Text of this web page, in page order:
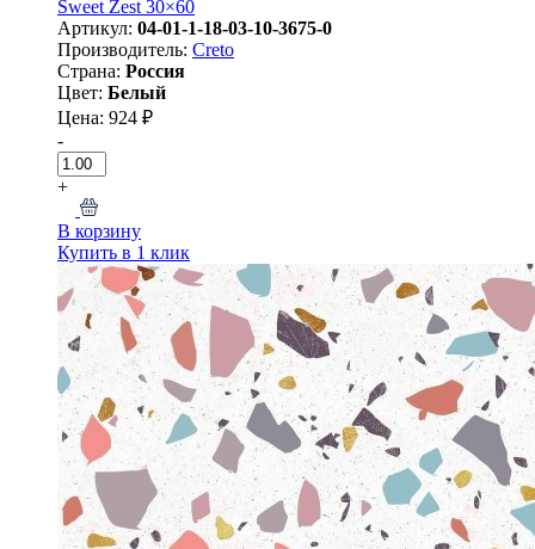
Sweet Zest 30×60
Артикул: 04-01-1-18-03-10-3675-0
Производитель: Creto
Страна: Россия
Цвет: Белый
Цена: 924 ₽
-
+
В корзину
Купить в 1 клик